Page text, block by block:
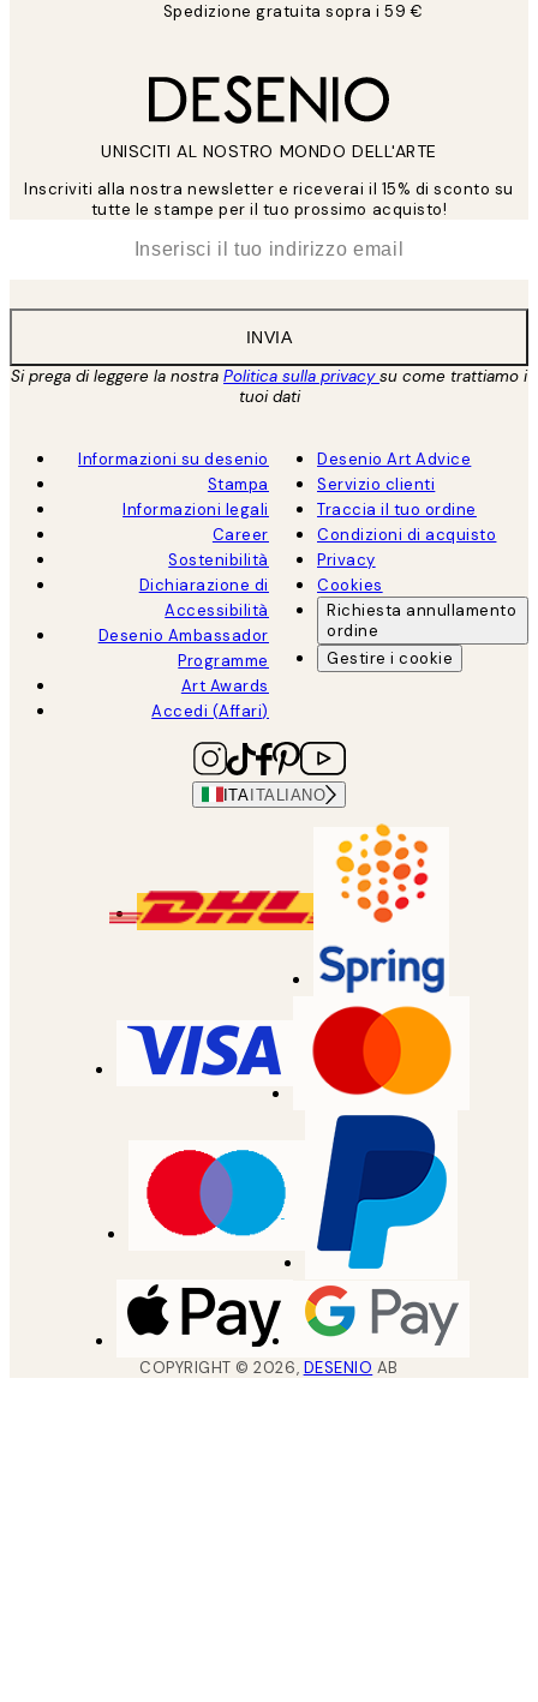
Spedizione gratuita sopra i 59 €
UNISCITI AL NOSTRO MONDO DELL'ARTE
Inscriviti alla nostra newsletter e riceverai il 15% di sconto su
tutte le stampe per il tuo prossimo acquisto!
INVIA
Si prega di leggere la nostra Politica sulla privacysu come trattiamo i
tuoi dati
Informazioni su desenio
Stampa
Informazioni legali
Career
Sostenibilità
Dichiarazione di
Accessibilità
Desenio Ambassador
Programme
Art Awards
Accedi (Affari)
Desenio Art Advice
Servizio clienti
Traccia il tuo ordine
Condizioni di acquisto
Privacy
Cookies
Richiesta annullamento
ordine
Gestire i cookie
ITAITALIANO
COPYRIGHT ©2026, DESENIO AB